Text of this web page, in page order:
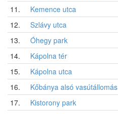
11.
Kemence utca
12.
Szlávy utca
13.
Óhegy park
14.
Kápolna tér
15.
Kápolna utca
16.
Kőbánya alsó vasútállomás
17.
Kistorony park